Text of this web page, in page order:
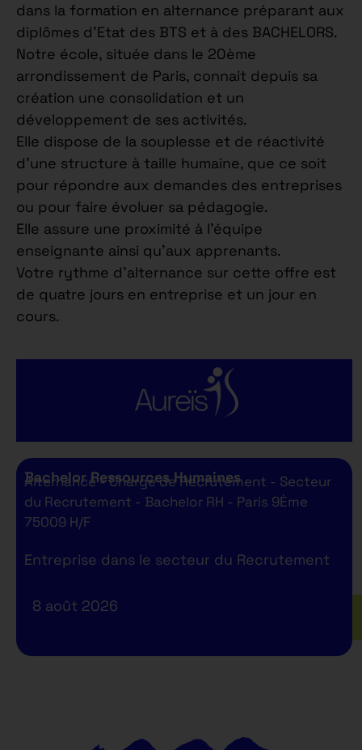
dans la formation en alternance préparant aux
diplômes d’Etat des BTS et à des BACHELORS.
Notre école, située dans le 20ème
arrondissement de Paris, connait depuis sa
création une consolidation et un
développement de ses activités.
Elle dispose de la souplesse et de réactivité
d’une structure à taille humaine, que ce soit
pour répondre aux demandes des entreprises
ou pour faire évoluer sa pédagogie.
Elle assure une proximité à l’équipe
enseignante ainsi qu’aux apprenants.
Votre rythme d’alternance sur cette offre est
de quatre jours en entreprise et un jour en
cours.
Bachelor Ressources Humaines
Alternance - Chargé de Recrutement - Secteur
du Recrutement - Bachelor RH - Paris 9Ème
75009 H/F
Entreprise dans le secteur du Recrutement
8 août 2026